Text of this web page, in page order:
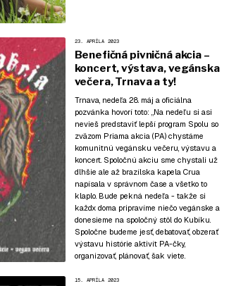
23. APRÍLA 2023
Benefičná pivničná akcia –
koncert, výstava, vegánska
večera, Trnava a ty!
Trnava, nedeľa 28. máj a oficiálna
pozvánka hovorí toto: „Na nedeľu si asi
nevieš predstaviť lepší program Spolu so
zväzom Priama akcia (PA) chystáme
komunitnú vegánsku večeru, výstavu a
koncert. Spoločnú akciu sme chystali už
dlhšie ale až brazílska kapela Crua
napísala v správnom čase a všetko to
klaplo. Bude pekná nedeľa - takže si
každx doma pripravíme niečo vegánske a
donesieme na spoločný stôl do Kubíku.
Spoločne budeme jesť, debatovať, obzerať
výstavu histórie aktivít PA-čky,
organizovať, plánovať, šak viete.
15. APRÍLA 2023